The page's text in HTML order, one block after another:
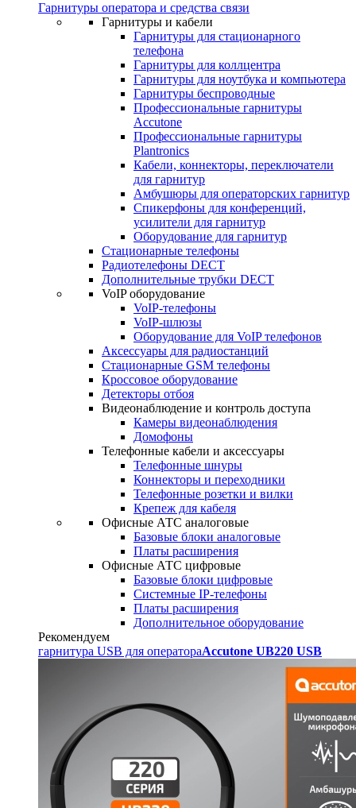
Гарнитуры оператора и средства связи
Гарнитуры и кабели
Гарнитуры для стационарного
телефона
Гарнитуры для коллцентра
Гарнитуры для ноутбука и компьютера
Гарнитуры беспроводные
Профессиональные гарнитуры
Accutone
Профессиональные гарнитуры
Plantronics
Кабели, коннекторы, переключатели
для гарнитур
Амбушюры для операторских гарнитур
Cпикерфоны для конференций,
усилители для гарнитур
Оборудование для гарнитур
Стационарные телефоны
Радиотелефоны DECT
Дополнительные трубки DECT
VoIP оборудование
VoIP-телефоны
VoIP-шлюзы
Оборудование для VoIP телефонов
Аксессуары для радиостанций
Стационарные GSM телефоны
Кроссовое оборудование
Детекторы отбоя
Видеонаблюдение и контроль доступа
Камеры видеонаблюдения
Домофоны
Телефонные кабели и аксессуары
Телефонные шнуры
Коннекторы и переходники
Телефонные розетки и вилки
Крепеж для кабеля
Офисные АТС аналоговые
Базовые блоки аналоговые
Платы расширения
Офисные АТС цифровые
Базовые блоки цифровые
Системные IP-телефоны
Платы расширения
Дополнительное оборудование
Рекомендуем
гарнитура USB для оператораAccutone UB220 USB